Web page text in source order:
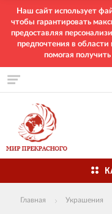
Наш сайт использует
чтобы гарантировать
предоставляя
предпочтения в
помогая
Главная Украшения